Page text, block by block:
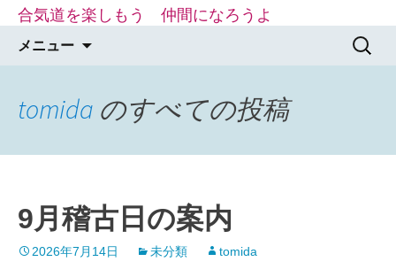
合気道を楽しもう 仲間になろうよ
メニュー
検
tomida のすべての投稿
9月稽古日の案内
2026年7月14日 未分類 tomida